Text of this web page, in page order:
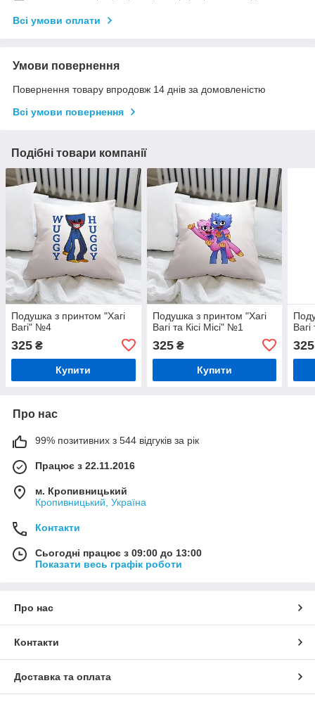
Всі умови оплати
Умови повернення
Повернення товару впродовж 14 днів за домовленістю
Всі умови повернення
Подібні товари компанії
Подушка з принтом "Хагі
Вагі" №4
325 ₴
Купити
Подушка з принтом "Хагі
Вагі та Кісі Місі" №1
325₴
Купити
325
Про нас
99% позитивних з 544 відгуків за рік
Працює з 22.11.2016
м. Кропивницький
Кропивницький, Україна
Контакти
Сьогодні працює з 09:00 до 13:00
Показати весь графік роботи
Про нас
Контакти
Доставка та оплата